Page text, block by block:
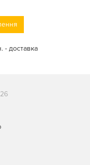
- доставка